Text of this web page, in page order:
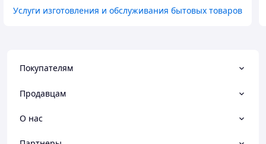
Услуги изготовления и обслуживания бытовых товаров
Покупателям
Продавцам
О нас